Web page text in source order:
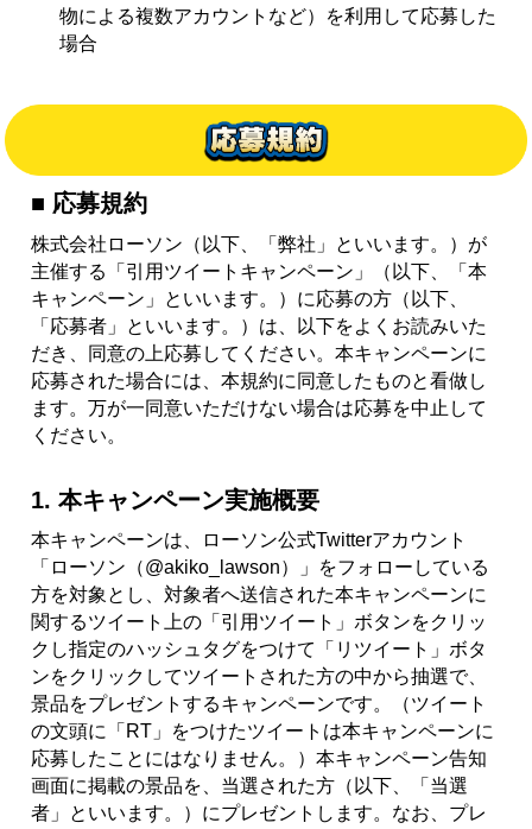
物による複数アカウントなど）を利用して応募した
場合
■ 応募規約
株式会社ローソン（以下、「弊社」といいます。）が
主催する「引用ツイートキャンペーン」（以下、「本
キャンペーン」といいます。）に応募の方（以下、
「応募者」といいます。）は、以下をよくお読みいた
だき、同意の上応募してください。本キャンペーンに
応募された場合には、本規約に同意したものと看做し
ます。万が一同意いただけない場合は応募を中止して
ください。
1. 本キャンペーン実施概要
本キャンペーンは、ローソン公式Twitterアカウント
「ローソン（@akiko_lawson）」をフォローしている
方を対象とし、対象者へ送信された本キャンペーンに
関するツイート上の「引用ツイート」ボタンをクリッ
クし指定のハッシュタグをつけて「リツイート」ボタ
ンをクリックしてツイートされた方の中から抽選で、
景品をプレゼントするキャンペーンです。（ツイート
の文頭に「RT」をつけたツイートは本キャンペーンに
応募したことにはなりません。）本キャンペーン告知
画面に掲載の景品を、当選された方（以下、「当選
者」といいます。）にプレゼントします。なお、プレ